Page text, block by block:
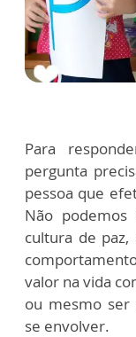
Para
pergunta
pessoa que
Não
cultura de
valor na vida
ou mesmo ser
se envolver.